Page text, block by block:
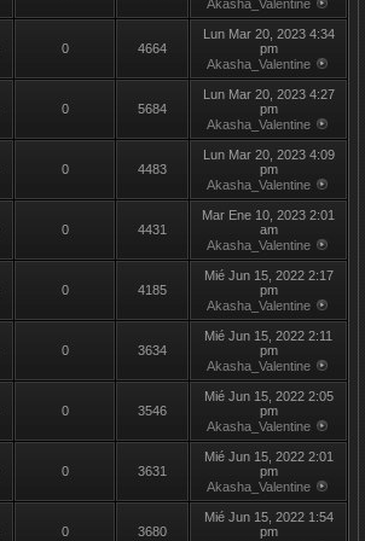
Akasha_Valentine
0 4664
Lun Mar 20, 2023 4:34
pm
Akasha_Valentine
0 5684
Lun Mar 20, 2023 4:27
pm
Akasha_Valentine
0 4483
Lun Mar 20, 2023 4:09
pm
Akasha_Valentine
0 4431
Mar Ene 10, 2023 2:01
am
Akasha_Valentine
0 4185
Mié Jun 15, 2022 2:17
pm
Akasha_Valentine
0 3634
Mié Jun 15, 2022 2:11
pm
Akasha_Valentine
0 3546
Mié Jun 15, 2022 2:05
pm
Akasha_Valentine
0 3631
Mié Jun 15, 2022 2:01
pm
Akasha_Valentine
0 3680
Mié Jun 15, 2022 1:54
pm